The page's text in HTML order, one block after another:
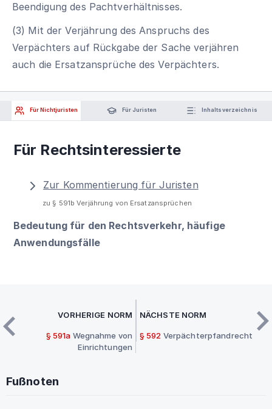
Beendigung des Pachtverhältnisses.
(3) Mit der Verjährung des Anspruchs des
Verpächters auf Rückgabe der Sache verjähren
auch die Ersatzansprüche des Verpächters.
Für Nichtjuristen Für Juristen Inhaltsverzeichnis
Für Rechtsinteressierte
Zur Kommentierung für Juristen
zu § 591b Verjährung von Ersatzansprüchen
Bedeutung für den Rechtsverkehr, häufige
Anwendungsfälle
VORHERIGE NORM
§ 591a Wegnahme von
Einrichtungen
NÄCHSTE NORM
§ 592 Verpächterpfandrecht
Fußnoten